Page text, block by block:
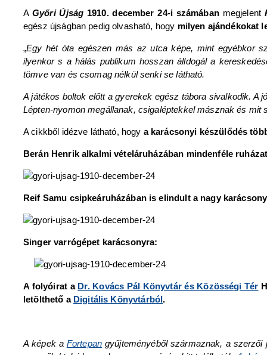
A Győri Újság 1910. december 24-i számában megjelent
egész újságban pedig olvasható, hogy milyen ajándékokat
„Egy hét óta egészen más az utca képe, mint egyébkor
ilyenkor s a hálás publikum hosszan álldogál a
tömve van és csomag nélkül senki se látható.
A játékos boltok előtt a gyerekek egész tábora sivalkodik.
Lépten-nyomon megállanak, csigaléptekkel másznak és
A cikkből idézve látható, hogy a karácsonyi készülődés
Berán Henrik alkalmi vételáruházában mindenféle
Reif Samu csipkeáruházában is elindult a nagy
Singer varrógépet karácsonyra:
A folyóirat a Dr. Kovács Pál Könyvtár és Közösségi Tér
letölthető a Digitális Könyvtárból.
A képek a Fortepan gyűjteményéből származnak, a